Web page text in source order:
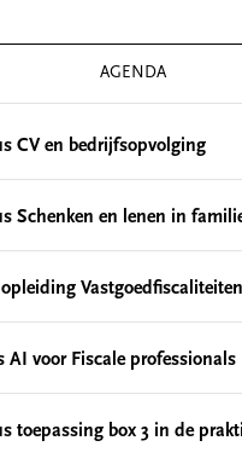
AGENDA
CV en bedrijfsopvolging
Schenken en lenen in
opleiding Vastgoedfiscaliteiten
AI voor Fiscale professionals
toepassing box 3 in de